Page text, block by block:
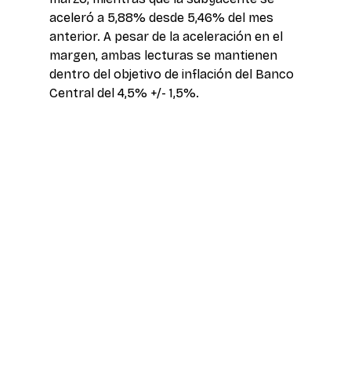
aceleró a 5,88% desde 5,46% del mes
anterior. A pesar de la aceleración en el
margen, ambas lecturas se mantienen
dentro del objetivo de inflación del Banco
Central del 4,5% +/- 1,5%.